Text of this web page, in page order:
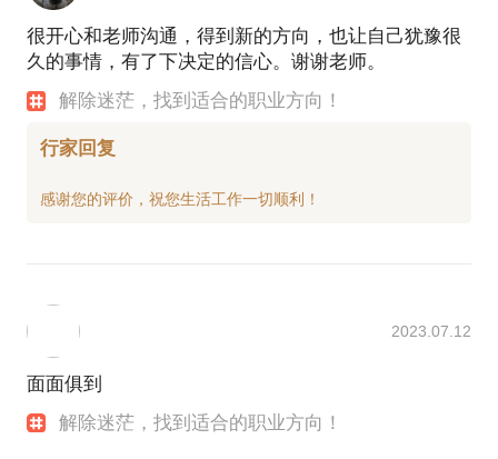
很开心和老师沟通，得到新的方向，也让自己犹豫很
久的事情，有了下决定的信心。谢谢老师。
解除迷茫，找到适合的职业方向！
行家回复
2023.07.12
面面俱到
解除迷茫，找到适合的职业方向！